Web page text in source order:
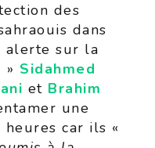
des
dans
alerte sur la
Sidahmed
et Brahim
une
car ils «